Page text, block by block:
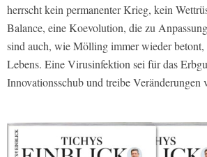
herrscht kein permanenter Krieg, kein
Balance, eine Koevolution, die zu
sind auch, wie Mölling immer wieder betont,
Lebens. Eine Virusinfektion sei für das
Innovationsschub und treibe Veränderungen